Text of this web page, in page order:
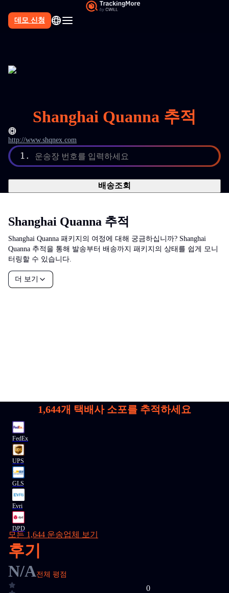
데모 신청
Shanghai Quanna 추적
http://www.shqnex.com
1. 운송장 번호를 입력하세요
배송조회
Shanghai Quanna 추적
Shanghai Quanna 패키지의 여정에 대해 궁금하십니까? Shanghai
Quanna 추적을 통해 발송부터 배송까지 패키지의 상태를 쉽게 모니
터링할 수 있습니다.
더 보기
1,644개 택배사 소포를 추적하세요
FedEx
UPS
GLS
Evri
DPD
모든 1,644 운송업체 보기
후기
N/A전체 평점
0